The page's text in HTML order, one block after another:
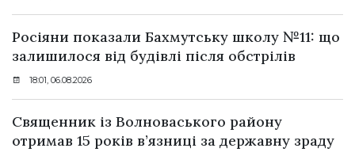
Росіяни показали Бахмутську школу №11: що
залишилося від будівлі після обстрілів
18:01, 06.08.2026
Священник із Волноваського району
отримав 15 років в’язниці за державну зраду